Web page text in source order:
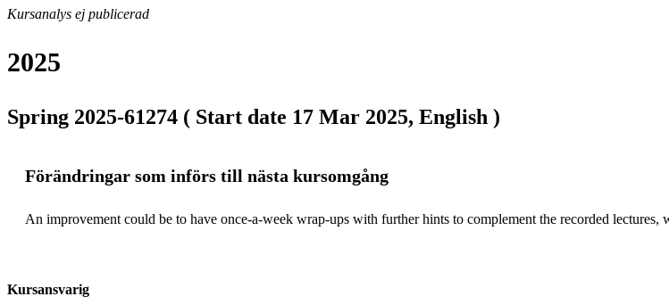
Kursanalys ej publicerad
2025
Spring 2025-61274 ( Start date 17 Mar 2025, English )
Förändringar som införs till nästa kursomgång
An improvement could be to have once-a-week wrap-ups with further hints to complement the recorded lectures,
Kursansvarig